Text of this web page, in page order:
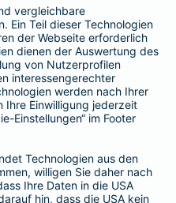
SEITEN
ändern
melden